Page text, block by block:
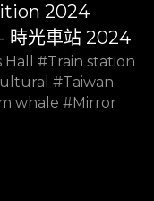
2024
時光車站 2024
#Train station
#Taiwan
whale #Mirror